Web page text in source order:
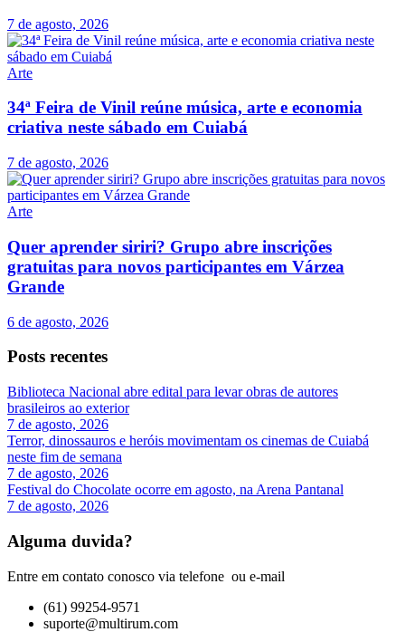
7 de agosto, 2026
Arte
34ª Feira de Vinil reúne música, arte e economia
criativa neste sábado em Cuiabá
7 de agosto, 2026
Arte
Quer aprender siriri? Grupo abre inscrições
gratuitas para novos participantes em Várzea
Grande
6 de agosto, 2026
Posts recentes
Biblioteca Nacional abre edital para levar obras de autores
brasileiros ao exterior
7 de agosto, 2026
Terror, dinossauros e heróis movimentam os cinemas de Cuiabá
neste fim de semana
7 de agosto, 2026
Festival do Chocolate ocorre em agosto, na Arena Pantanal
7 de agosto, 2026
Alguma duvida?
Entre em contato conosco via telefone ou e-mail
(61) 99254-9571
suporte@multirum.com